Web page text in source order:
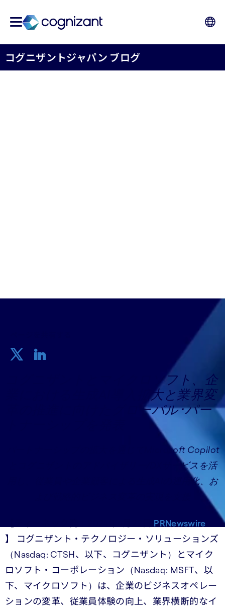
コグニザントジャパン ブログ
コグニザントとマイクロソフト、企
業における生成AI導入拡大と業界変
革の推進に向けたグローバル･パー
パートナーシップの拡大を通じてMicrosoft Copilot
とコグニザントのアドバイザリー/DXサービスを活
用し、従業員や企業顧客による生成AIの運用化、お
PRNewswire
】 コグニザント・テクノロジー・ソリューションズ
（Nasdaq: CTSH、以下、コグニザント）とマイク
ロソフト・コーポレーション（Nasdaq: MSFT、以
下、マイクロソフト）は、企業のビジネスオペレー
ションの変革、従業員体験の向上、業界横断的なイ